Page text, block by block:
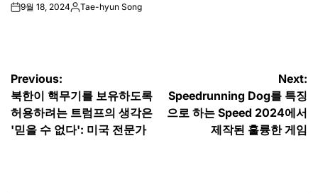
on9월 18, 2024Posted
Tae-hyun Song
글
탐
색
Previous:
북한이 핵무기를 보유하도록
허용하려는 트럼프의 생각은
'믿을 수 없다': 미국 전문가
Next:
Speedrunning Dog를 특징
으로 하는 Speed ​​2024에서
제작된 훌륭한 게임